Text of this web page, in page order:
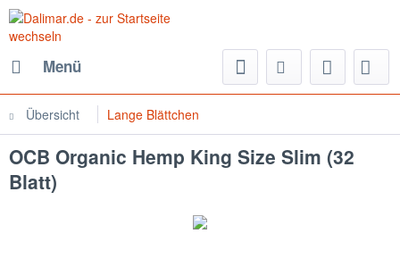
Menü
Übersicht Lange Blättchen
OCB Organic Hemp King Size Slim (32
Blatt)